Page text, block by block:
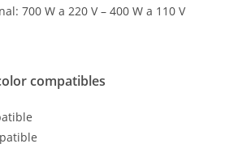
700 W a 220 V – 400 W a 110 V
compatibles